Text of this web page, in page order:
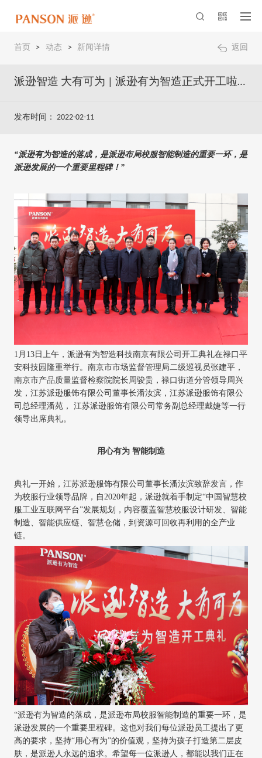
首页 > 动态 > 新闻详情 返回
派逊智造 大有可为 | 派逊有为智造正式开工啦！
发布时间： 2022-02-11
“派逊有为智造的落成，是派逊布局校服智能制造的重要一环，是
派逊发展的一个重要里程碑！”
1月13日上午， 派逊有为智造科技南京有限公司 开工典礼在禄口平
安科技园隆重举行。 南京市市场监督管理局二级巡视员张建平，
南京市产品质量监督检察院院长周骏贵， 禄口街道分管领导周兴
发， 江苏派逊服饰有限公司董事长潘汝滨， 江苏派逊服饰有限公
司总经理潘苑， 江苏派逊服饰有限公司常务副总经理戴婕等一行
领导出席典礼。
用心有为 智能制造
典礼一开始， 江苏派逊服饰有限公司董事长潘汝滨致辞发言，作
为校服行业领导品牌，自2020年起，派逊就着手制定“中国智慧校
服工业互联网平台”发展规划，内容覆盖智慧校服设计研发、智能
制造、智能供应链、智慧仓储，到资源可回收再利用的全产业
链。
“派逊有为智造的落成，是派逊布局校服智能制造的重要一环，是
派逊发展的一个重要里程碑。这也对我们每位派逊员工提出了更
高的要求，坚持“用心有为”的价值观，坚持为孩子打造第二层皮
肤，是派逊人永远的追求。希望每一位派逊人，都能以我们正在